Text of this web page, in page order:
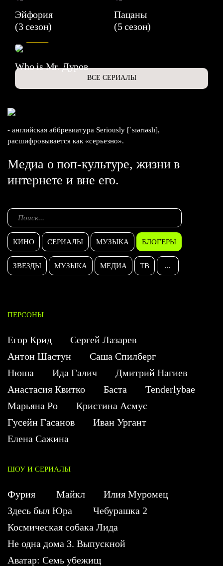
Эйфория
(3 сезон)
Пацаны
(5 сезон)
Who is Mr. Дуров
ВСЕ СЕРИАЛЫ
- английская аббревиатура Seriously [ˈsɪərɪəslɪ],
расшифровывается как «серьезно».
Медиа о поп-культуре, жизни в
интернете и вне его.
КИНО СЕРИАЛЫ МУЗЫКА БЛОГЕРЫ
ЗВЕЗДЫ МУЗЫКА МЕДИА ТВ ...
ПЕРСОНЫ
Егор Крид
Сергей Лазарев
Антон Шастун
Саша Спилберг
Нюша
Ида Галич
Дмитрий Нагиев
Анастасия Квитко
Баста
Tenderlybae
Марьяна Ро
Кристина Асмус
Гусейн Гасанов
Иван Ургант
Елена Сажина
ШОУ И СЕРИАЛЫ
Фурия Майкл
Илия Муромец
Здесь был Юра
Чебурашка 2
Космическая собака Лида
Не одна дома 3. Выпускной
Аватар: Семь убежищ